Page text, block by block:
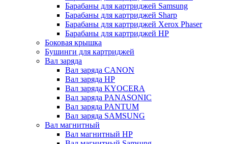
Барабаны для картриджей Samsung
Барабаны для картриджей Sharp
Барабаны для картриджей Xerox Phaser
Барабаны для картриджей НР
Боковая крышка
Бушинги для картриджей
Вал заряда
Вал заряда CANON
Вал заряда HP
Вал заряда KYOCERA
Вал заряда PANASONIC
Вал заряда PANTUM
Вал заряда SAMSUNG
Вал магнитный
Вал магнитный HP